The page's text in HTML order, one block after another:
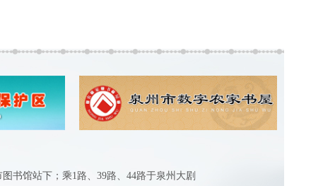
书馆站下；乘1路、39路、44路于泉州大剧